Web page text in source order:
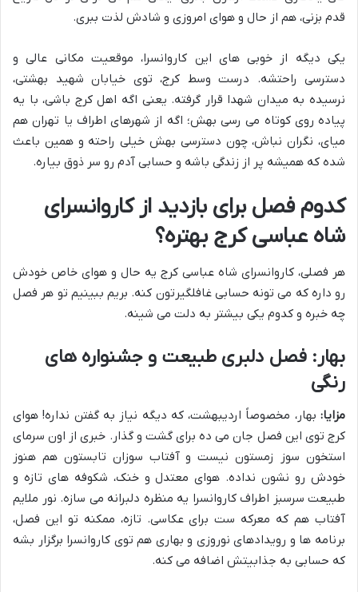
قدم بزنی، هم از حال و هوای امروزی و شادش لذت ببری.
یکی دیگه از خوبی های این کاروانسرا، موقعیت مکانی عالی و
دسترسی راحتشه. درست وسط کرج، توی خیابان شهید بهشتی،
نرسیده به میدان شهدا قرار گرفته. یعنی اگه اهل کرج باشی، با یه
پیاده روی کوتاه می رسی بهش؛ اگه از شهرهای اطراف یا تهران هم
میای، نگران نباش، چون دسترسی بهش خیلی راحته و همین باعث
شده که همیشه پر از زندگی باشه و حسابی آدم رو سر ذوق بیاره.
کدوم فصل برای بازدید از کاروانسرای
شاه عباسی کرج بهتره؟
هر فصلی، کاروانسرای شاه عباسی کرج یه حال و هوای خاص خودش
رو داره که می تونه حسابی غافلگیرتون کنه. بریم ببینیم تو هر فصل
چه خبره و کدوم یکی بیشتر به دلت می شینه.
بهار: فصل دلبری طبیعت و جشنواره های
رنگی
مزایا: بهار، مخصوصاً اردیبهشت، که دیگه نیاز به گفتن نداره! هوای
کرج توی این فصل جان می ده برای گشت و گذار. خبری از اون سرمای
استخون سوز زمستون نیست و آفتاب سوزان تابستون هم هنوز
خودش رو نشون نداده. هوای معتدل و خنک، شکوفه های تازه و
طبیعت سرسبز اطراف کاروانسرا یه منظره دلبرانه می سازه. نور ملایم
آفتاب هم که معرکه ست برای عکاسی. تازه، ممکنه تو این فصل،
برنامه ها و رویدادهای نوروزی و بهاری هم توی کاروانسرا برگزار بشه
که حسابی به جذابیتش اضافه می کنه.